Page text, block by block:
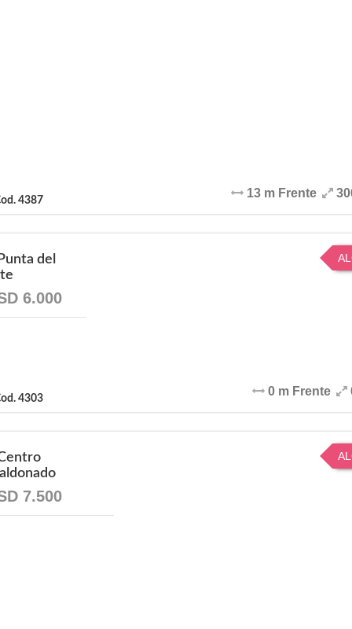
4387
13 m Frente
del
6.000
4303
0 m Frente
7.500